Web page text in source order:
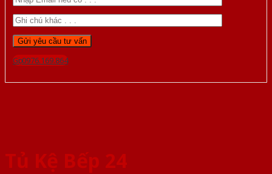
Gọi 0976.169.864
Tủ Kệ Bếp 24